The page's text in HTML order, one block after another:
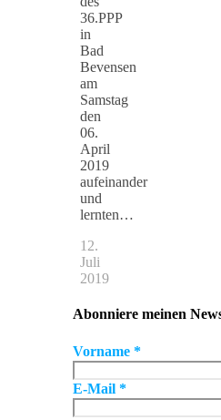
36.PPP
in
Bad
Bevensen
am
Samstag
den
06.
April
2019
aufeinander
und
lernten…
12.
Juli
2019
Abonniere meinen
Vorname *
E-Mail *